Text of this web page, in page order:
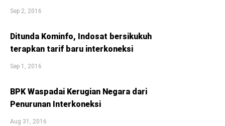
Sep 2, 2016
Ditunda Kominfo, Indosat bersikukuh
terapkan tarif baru interkoneksi
Sep 1, 2016
BPK Waspadai Kerugian Negara dari
Penurunan Interkoneksi
Aug 31, 2016